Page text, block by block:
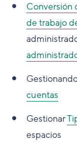
Conversión
de trabajo
cuentas
Gestionar
espacios